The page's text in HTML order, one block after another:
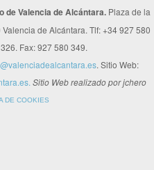
de Valencia de Alcántara. Plaza de la
de Alcántara. Tlf: +34 927 580
Fax: 927 580 349.
. Sitio Web:
Sitio Web realizado por jchero
DE COOKIES